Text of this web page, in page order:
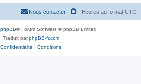
Heures au format UTC
Nous contacter
phpBB® Forum Software © phpBB Limited
Traduit parphpBB-fr.com
Confidentialité | Conditions